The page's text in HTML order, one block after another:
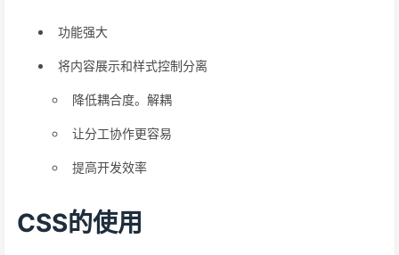
功能强大
将内容展示和样式控制分离
降低耦合度。解耦
让分工协作更容易
提高开发效率
CSS的使用